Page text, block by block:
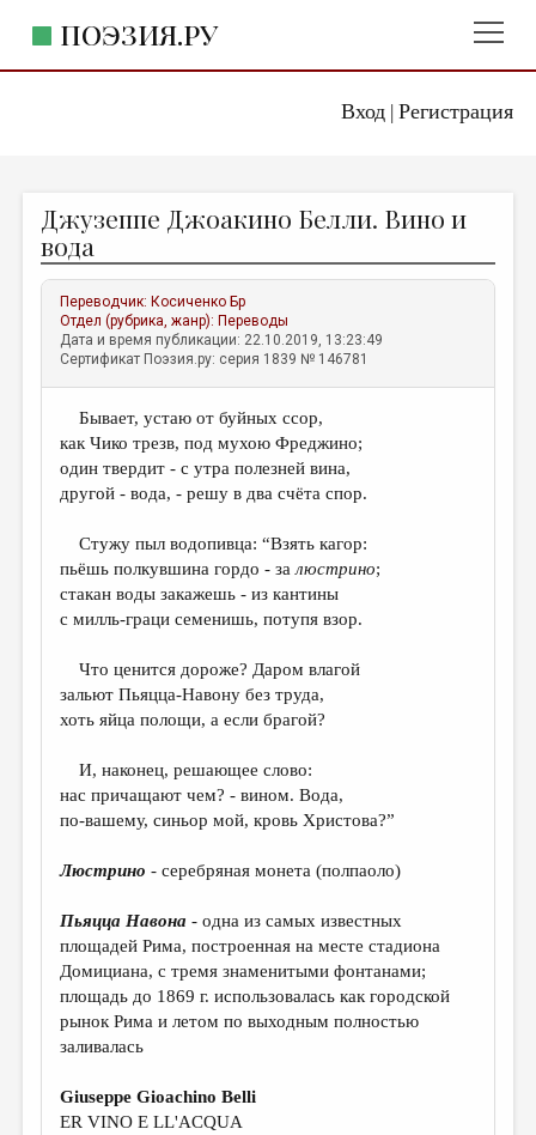
Вход| Регистрация
ПОЭЗИЯ.РУ
ЖАНРЫ
АВТОРЫ
КОММЕНТАРИИ
ЛИТСАЛОН
ПРАВИЛА САЙТА
ОТДЕЛЫ И РУБРИКИ
ДАЙДЖЕСТ
ПРОИЗВЕДЕНИЯ
КОНКУРСЫ
КНИЖНАЯ ПОЛКА
ОБЗОР ЛИТЕРАТУРЫ
СТРАНИЦЫ ПАМЯТИ
КОЛОНКА РЕДАКТОРА
РЕДКОЛЛЕГИЯ
ОТ РЕДАКЦИИ
ЭССЕИСТИКА
Джузеппе Джоакино Белли. Вино и
вода
Переводчик: Косиченко Бр
Отдел (рубрика, жанр): Переводы
Дата и время публикации: 22.10.2019, 13:23:49
Сертификат Поэзия.ру: серия 1839 № 146781
Бывает, устаю от буйных ссор,
как Чико трезв, под мухою Фреджино;
один твердит - с утра полезней вина,
другой - вода, - решу в два счёта спор.
Стужу пыл водопивца: “Взять кагор:
пьёшь полкувшина гордо - залюстрино;
стакан воды закажешь - из кантины
с милль-граци семенишь, потупя взор.
Что ценится дороже? Даром влагой
зальют Пьяцца-Навону без труда,
хоть яйца полощи, а если брагой?
И, наконец, решающее слово:
нас причащают чем? - вином. Вода,
по-вашему, синьор мой, кровь Христова?”
Люстрино - серебряная монета (полпаоло)
Пьяцца Навона - одна из самых известных
площадей Рима, построенная на месте стадиона
Домициана, с тремя знаменитыми фонтанами;
площадь до 1869 г. использовалась как городской
рынок Рима и летом по выходным полностью
заливалась
Giuseppe Gioachino Belli
ER VINO E LL'ACQUA